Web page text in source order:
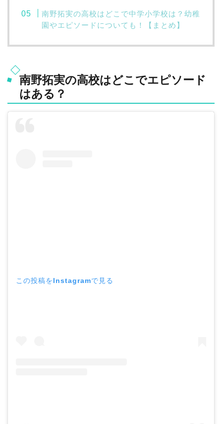
南野拓実の高校はどこで中学小学校は？幼稚
園やエピソードについても！【まとめ】
南野拓実の高校はどこでエピソード
はある？
この投稿をInstagramで見る